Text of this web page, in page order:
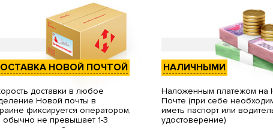
НОВОЙ ПОЧТОЙ
доставки в любое
Новой почты в
фиксируется оператором,
обычно не превышает 1-3
НАЛИЧНЫМИ
Наложенным платежом на
Почте (при себе
иметь паспорт или
удостоверение)